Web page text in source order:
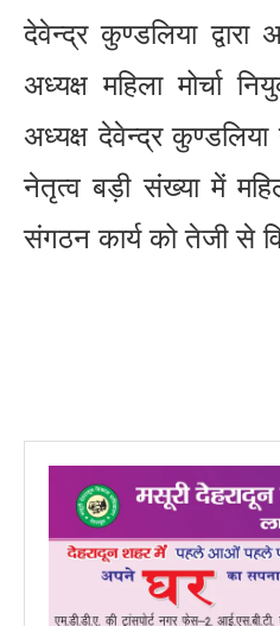
देवेन्द्र कुण्डलिया द्वारा
अध्यक्ष महिला मोर्चा
अध्यक्ष देवेन्द्र
नेतृत्व बड़ी संख्या में
संगठन कार्य को तेजी से